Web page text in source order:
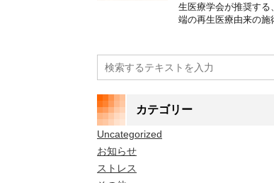
生医療学会が推奨する
端の再生医療由来の施
カテゴリー
Uncategorized
お知らせ
ストレス